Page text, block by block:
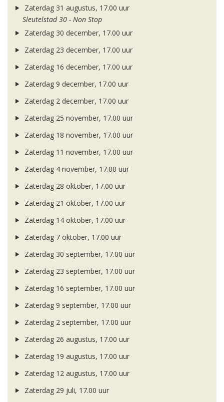
Zaterdag 31 augustus, 17.00 uur
Sleutelstad 30 - Non Stop
Zaterdag 30 december, 17.00 uur
Zaterdag 23 december, 17.00 uur
Zaterdag 16 december, 17.00 uur
Zaterdag 9 december, 17.00 uur
Zaterdag 2 december, 17.00 uur
Zaterdag 25 november, 17.00 uur
Zaterdag 18 november, 17.00 uur
Zaterdag 11 november, 17.00 uur
Zaterdag 4 november, 17.00 uur
Zaterdag 28 oktober, 17.00 uur
Zaterdag 21 oktober, 17.00 uur
Zaterdag 14 oktober, 17.00 uur
Zaterdag 7 oktober, 17.00 uur
Zaterdag 30 september, 17.00 uur
Zaterdag 23 september, 17.00 uur
Zaterdag 16 september, 17.00 uur
Zaterdag 9 september, 17.00 uur
Zaterdag 2 september, 17.00 uur
Zaterdag 26 augustus, 17.00 uur
Zaterdag 19 augustus, 17.00 uur
Zaterdag 12 augustus, 17.00 uur
Zaterdag 29 juli, 17.00 uur